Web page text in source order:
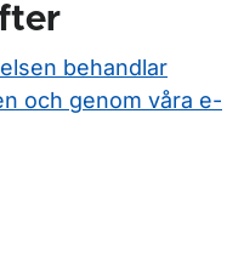
behandlar
och genom våra e-